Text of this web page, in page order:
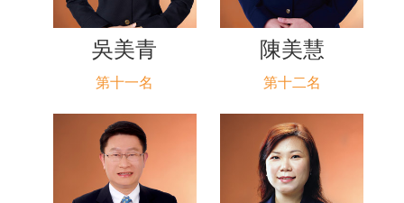
吳美青
第十一名
陳美慧
第十二名